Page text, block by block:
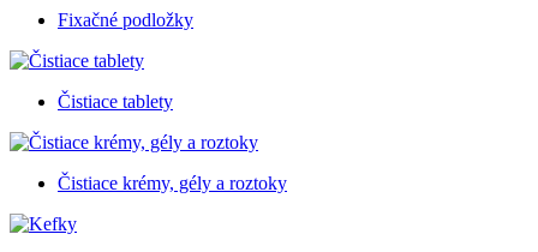
Fixačné podložky
Čistiace tablety
Čistiace krémy, gély a roztoky